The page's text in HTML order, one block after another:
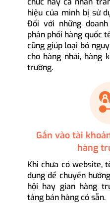
hiệu của mình bị sử
Đối với những
phân phối hàng quốc
cũng giúp loại bỏ
cho hàng nhái, hàng
trường.
Gắn vào tài
hàng
Khi chưa có website,
dụng để chuyển
hội hay gian hàng
tảng bán hàng có sẵn.